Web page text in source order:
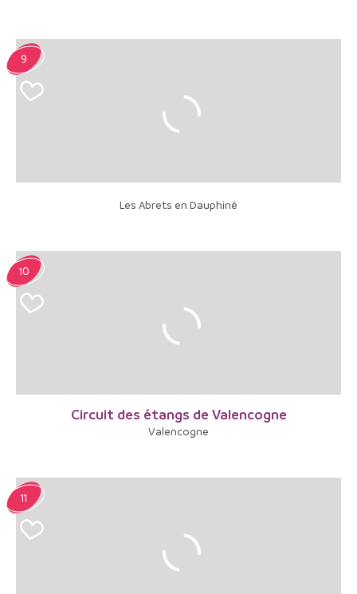
Les Abrets en Dauphiné
9
Circuit des étangs de Valencogne
Valencogne
10
11